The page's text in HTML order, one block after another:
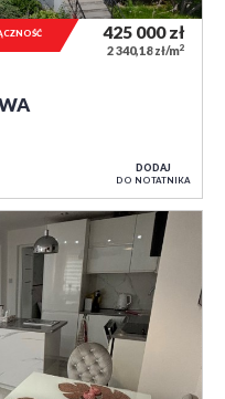
425 000zł
2 340,18 zł/m2
DODAJ
DO NOTATNIKA